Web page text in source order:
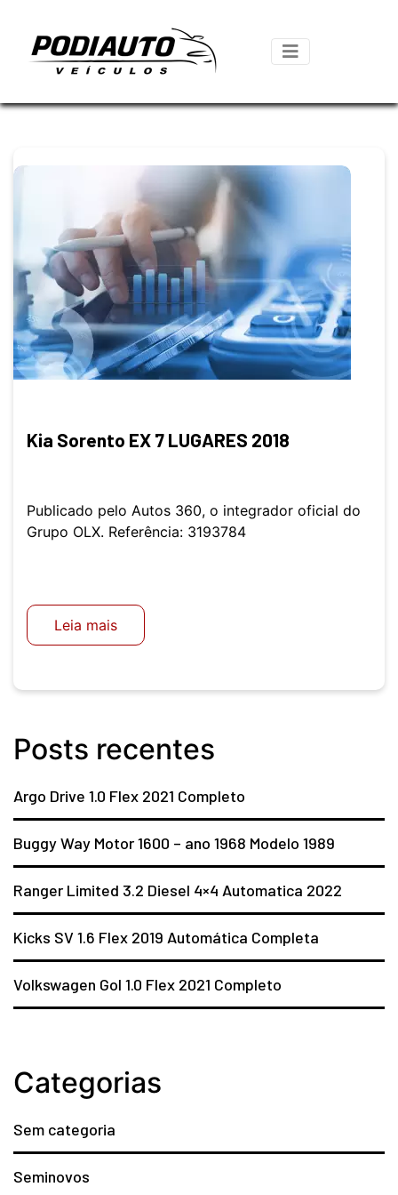
Kia Sorento EX 7 LUGARES 2018
Publicado pelo Autos 360, o integrador oficial do
Grupo OLX. Referência: 3193784
Leia mais
Posts recentes
Argo Drive 1.0 Flex 2021 Completo
Buggy Way Motor 1600 – ano 1968 Modelo 1989
Ranger Limited 3.2 Diesel 4×4 Automatica 2022
Kicks SV 1.6 Flex 2019 Automática Completa
Volkswagen Gol 1.0 Flex 2021 Completo
Categorias
Sem categoria
Seminovos